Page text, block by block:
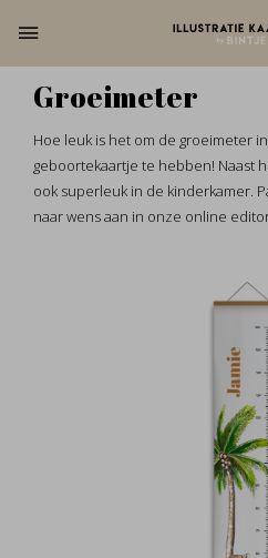
Groeimeter
Hoe leuk is het om de groeimeter
geboortekaartje te hebben! Naast
ook superleuk in de kinderkamer.
naar wens aan in onze online